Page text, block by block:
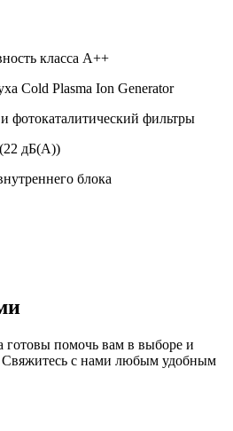
класса А++
Cold Plasma Ion Generator
фотокаталитический фильтры
дБ(А))
блока
готовы помочь вам в выборе и
Свяжитесь с нами любым удобным